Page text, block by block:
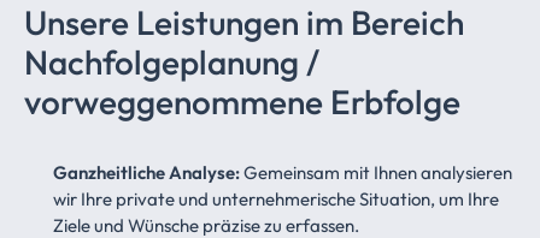
Unsere Leistungen im Bereich
Nachfolgeplanung /
vorweggenommene Erbfolge
Ganzheitliche Analyse:Gemeinsam mit Ihnen analysieren
wir Ihre private und unternehmerische Situation, um Ihre
Ziele und Wünsche präzise zu erfassen.